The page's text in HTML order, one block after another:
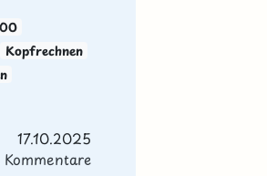
Kopfrechnen
17.10.2025
Kommentare